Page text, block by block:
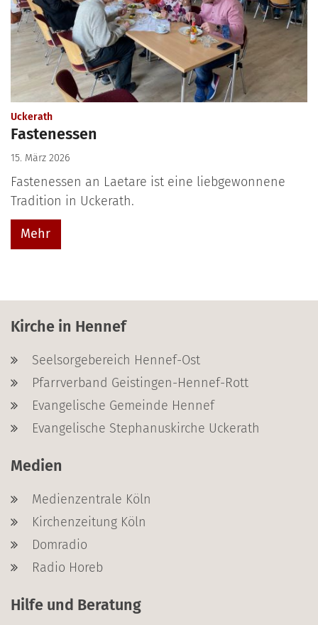
Uckerath:
Fastenessen
15. März 2026
Fastenessen an Laetare ist eine liebgewonnene
Tradition in Uckerath.
Mehr
Kirche in Hennef
Seelsorgebereich Hennef-Ost
Pfarrverband Geistingen-Hennef-Rott
Evangelische Gemeinde Hennef
Evangelische Stephanuskirche Uckerath
Medien
Medienzentrale Köln
Kirchenzeitung Köln
Domradio
Radio Horeb
Hilfe und Beratung